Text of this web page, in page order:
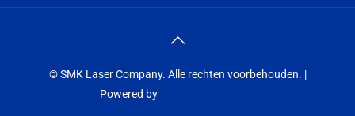
© SMK Laser Company. Alle rechten voorbehouden. |
Powered by